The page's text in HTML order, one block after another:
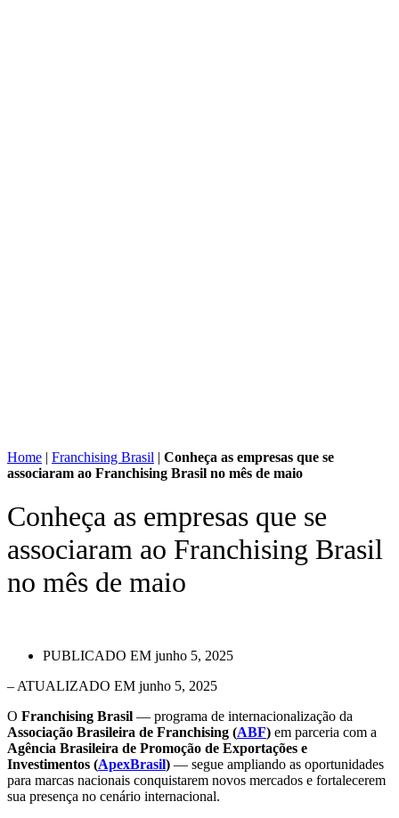
Home | Franchising Brasil | Conheça as empresas que se
associaram ao Franchising Brasil no mês de maio
Conheça as empresas que se
associaram ao Franchising Brasil
no mês de maio
PUBLICADO EM junho 5, 2025
– ATUALIZADO EM junho 5, 2025
O Franchising Brasil — programa de internacionalização da
Associação Brasileira de Franchising (ABF) em parceria com a
Agência Brasileira de Promoção de Exportações e
Investimentos (ApexBrasil) — segue ampliando as oportunidades
para marcas nacionais conquistarem novos mercados e fortalecerem
sua presença no cenário internacional.